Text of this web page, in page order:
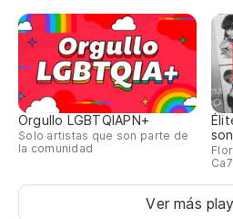
Orgullo LGBTQIAPN+
Solo artistas que son parte de
la comunidad
Ver más